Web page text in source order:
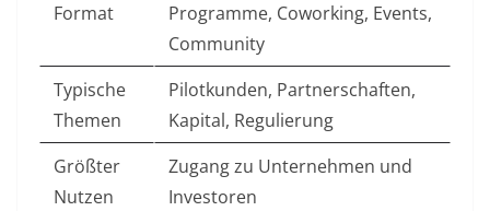
Format
Programme, Coworking, Events,
Community
Typische
Themen
Pilotkunden, Partnerschaften,
Kapital, Regulierung
Größter
Nutzen
Zugang zu Unternehmen und
Investoren